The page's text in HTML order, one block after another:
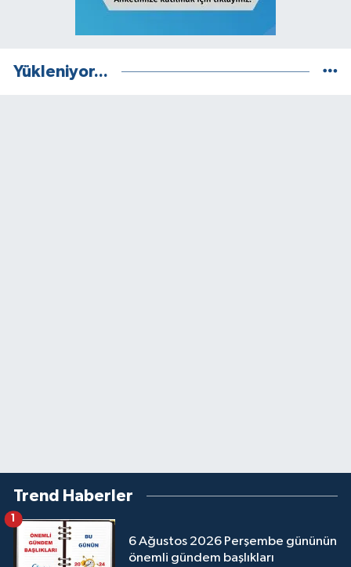
Yükleniyor...
Trend Haberler
6 Ağustos 2026 Perşembe gününün
önemli gündem başlıkları
1